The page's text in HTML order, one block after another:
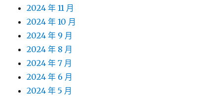
2024 年 11 月
2024 年 10 月
2024 年 9 月
2024 年 8 月
2024 年 7 月
2024 年 6 月
2024 年 5 月